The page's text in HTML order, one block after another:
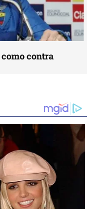
contra